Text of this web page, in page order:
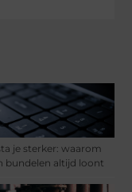
je sterker: waarom
bundelen altijd loont